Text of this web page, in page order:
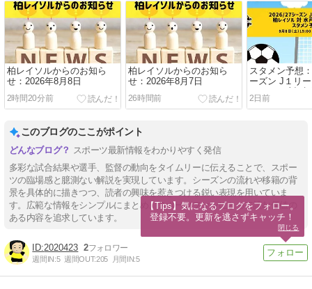
柏レイソルからのお知ら
せ：2026年8月8日
2時間20分前
柏レイソルからのお知ら
せ：2026年8月7日
26時間前
スタメン予想
ーズン J１リ
レイソル 対
ホック
2日前
このブログのここがポイント
スポーツ最新情報をわかりやすく発信
多彩な試合結果や選手、監督の動向をタイムリーに伝えることで、スポー
ツの臨場感と臆測ない解説を実現しています。シーズンの流れや移籍の背
景を具体的に描きつつ、読者の興味を惹きつける鋭い表現を用いていま
す。広範な情報をシンプルにまとめ、スポーツファンにとって読む価値の
ある内容を追求しています。
2020423 2
週間IN:5 週間OUT:205 月間IN:5
【Tips】気になるブログをフォロー。
登録不要。更新を逃さずキャッチ！
閉じる